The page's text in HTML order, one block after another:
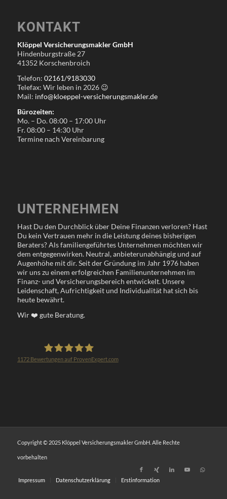
KONTAKT
Klöppel Versicherungsmakler GmbH
Hindenburgstraße 27
41352 Korschenbroich
Telefon: 02161/9183030
Telefax: Wir leben in 2026 😉
Mail: info@kloeppel-versicherungsmakler.de
Bürozeiten:
Mo. – Do. 08:00 – 17:00 Uhr
Fr. 08:00 – 14:30 Uhr
Termine nach Vereinbarung
UNTERNEHMEN
Hast Du den Durchblick über Deine Finanzen verloren? Hast
Du kein Vertrauen mehr in die Leistung deines bisherigen
Beraters? Als familiengeführtes Unternehmen möchten wir
dem entgegenwirken. Neutral, anbieterunabhängig und auf
Augenhöhe mit dir. Seit der Gründung im Jahr 1976 haben
wir uns zu einem erfolgreichen Familienunternehmen im
Finanz- und Versicherungsbereich entwickelt. Unsere
Leidenschaft, Aufrichtigkeit und Individualität hat sich bis
heute bewährt.
Wir❤️ gute Beratung.
1172Bewertungen auf ProvenExpert.com
Copyright © 2025 Klöppel Versicherungsmakler GmbH. Alle Rechte
vorbehalten
Impressum Datenschutzerklärung Erstinformation